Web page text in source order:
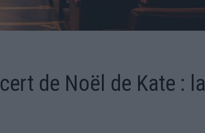
de Noël de Kate : la